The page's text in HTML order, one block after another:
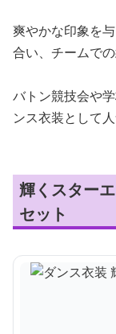
爽やかな印象を
合い、チームで
バトン競技会や
ンス衣装として
輝くスター
セット